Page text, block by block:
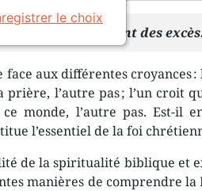
très facilement des
aux différentes croyances
l’autre pas ; l’un croit
monde, l’autre pas. Est-il
l’essentiel de la foi
de la spiritualité biblique et
manières de comprendre la
le choix